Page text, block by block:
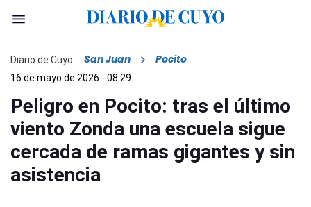
Diario de Cuyo San Juan Pocito
16 de mayo de 2026 - 08:29
Peligro en Pocito: tras el último
viento Zonda una escuela sigue
cercada de ramas gigantes y sin
asistencia